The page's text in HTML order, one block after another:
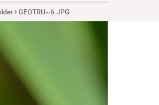
GEOTRU~6.JPG